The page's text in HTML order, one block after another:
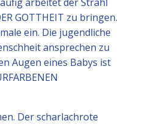
GOTTHEIT zu bringen.
ein. Die jugendliche
ansprechen zu
Augen eines Babys ist
Der scharlachrote